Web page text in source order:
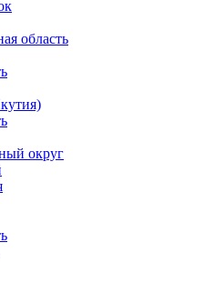
область
округ